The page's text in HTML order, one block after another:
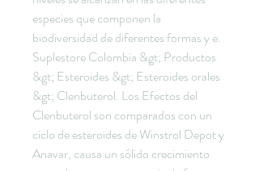
especies que componen la
biodiversidad de diferentes formas y e.
Suplestore Colombia &gt; Productos
&gt; Esteroides &gt; Esteroides orales
&gt; Clenbuterol. Los Efectos del
Clenbuterol son comparados con un
ciclo de esteroides de Winstrol Depot y
Anavar, causa un sólido crecimiento